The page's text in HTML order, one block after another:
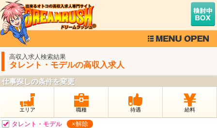
高収入求人検索結果
タレント・モデルの高収入求人
仕事探しの条件を変更
エリア 職種 待遇 給料
タレント・モデル ×解除